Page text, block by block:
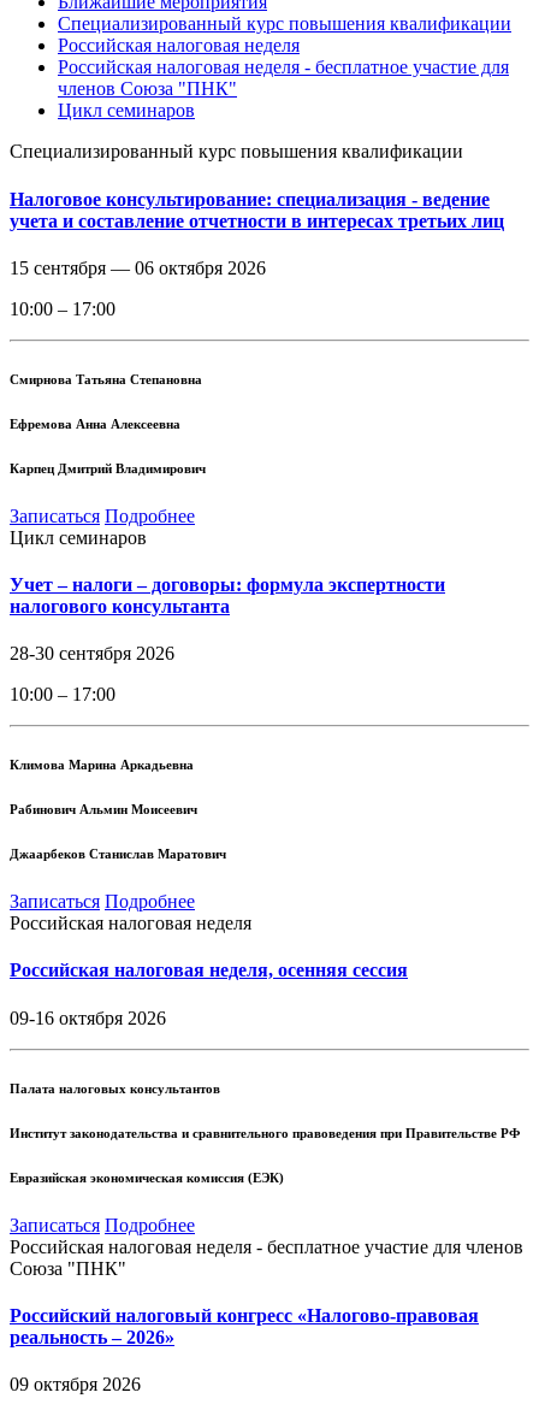
Специализированный курс повышения квалификации
Российская налоговая неделя
Российская налоговая неделя - бесплатное участие для
членов Союза "ПНК"
Цикл семинаров
Специализированный курс повышения квалификации
Налоговое консультирование: специализация - ведение
учета и составление отчетности в интересах третьих лиц
15 сентября — 06 октября 2026
10:00 – 17:00
Смирнова Татьяна Степановна
Ефремова Анна Алексеевна
Карпец Дмитрий Владимирович
Записаться Подробнее
Цикл семинаров
Учет – налоги – договоры: формула экспертности
налогового консультанта
28-30 сентября 2026
10:00 – 17:00
Климова Марина Аркадьевна
Рабинович Альмин Моисеевич
Джаарбеков Станислав Маратович
Записаться Подробнее
Российская налоговая неделя
Российская налоговая неделя, осенняя сессия
09-16 октября 2026
Палата налоговых консультантов
Институт законодательства и сравнительного правоведения при Правительстве РФ
Евразийская экономическая комиссия (ЕЭК)
Записаться Подробнее
Российская налоговая неделя - бесплатное участие для членов
Союза "ПНК"
Российский налоговый конгресс «Налогово-правовая
реальность – 2026»
09 октября 2026